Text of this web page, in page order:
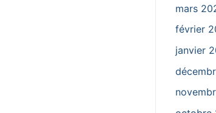
mars
février
janvier